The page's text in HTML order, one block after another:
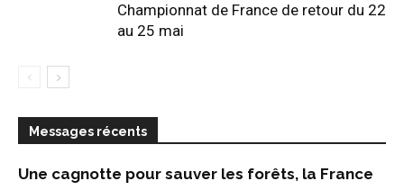
Championnat de France de retour du 22
au 25 mai
Messages récents
Une cagnotte pour sauver les forêts, la France